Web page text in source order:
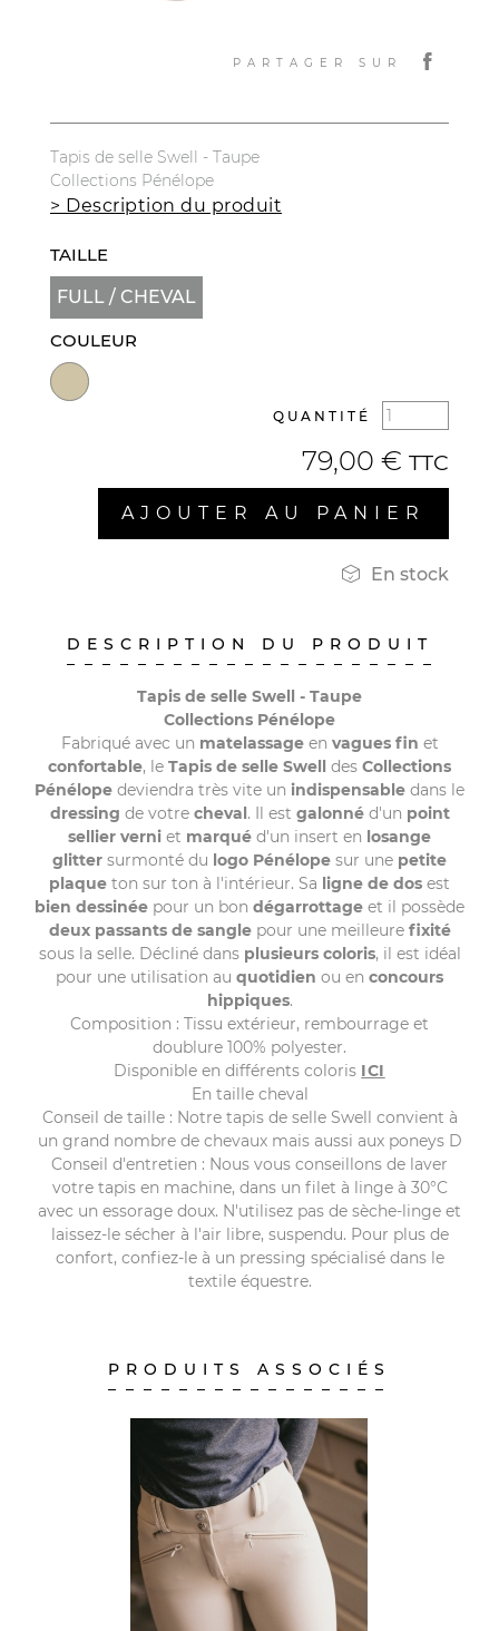
PARTAGER SUR
Tapis de selle Swell - Taupe
Collections Pénélope
> Description du produit
TAILLE
FULL / CHEVAL
COULEUR
QUANTITÉ
79,00 € TTC
AJOUTER AU PANIER
 En stock
DESCRIPTION DU PRODUIT
Tapis de selle Swell - Taupe
Collections Pénélope
Fabriqué avec un matelassageen vagues fin et
confortable, le Tapis de selle Swell des Collections
Pénélope deviendra très vite un indispensable dans le
dressing de votre cheval. Il est galonnéd'un point
sellier verni et marqué d'un insert en losange
glitter surmonté du logo Pénélope sur une petite
plaque ton sur ton à l'intérieur. Sa ligne de dos est
bien dessinée pour un bon dégarrottage et il possède
deux passants de sanglepour une meilleure fixité
sous la selle. Décliné dans plusieurs coloris, il est idéal
pour une utilisation au quotidien ou en concours
hippiques.
Composition : Tissu extérieur, rembourrage et
doublure 100% polyester.
Disponible en différents coloris ICI
En taille cheval
Conseil de taille : Notre tapis de selle Swell convient à
un grand nombre de chevaux mais aussi aux poneys D
Conseil d'entretien : Nous vous conseillons de laver
votre tapis en machine, dans un filet à linge à 30°C
avec un essorage doux. N'utilisez pas de sèche-linge et
laissez-le sécher à l'air libre, suspendu. Pour plus de
confort, confiez-le à un pressing spécialisé dans le
textile équestre.
PRODUITS ASSOCIÉS